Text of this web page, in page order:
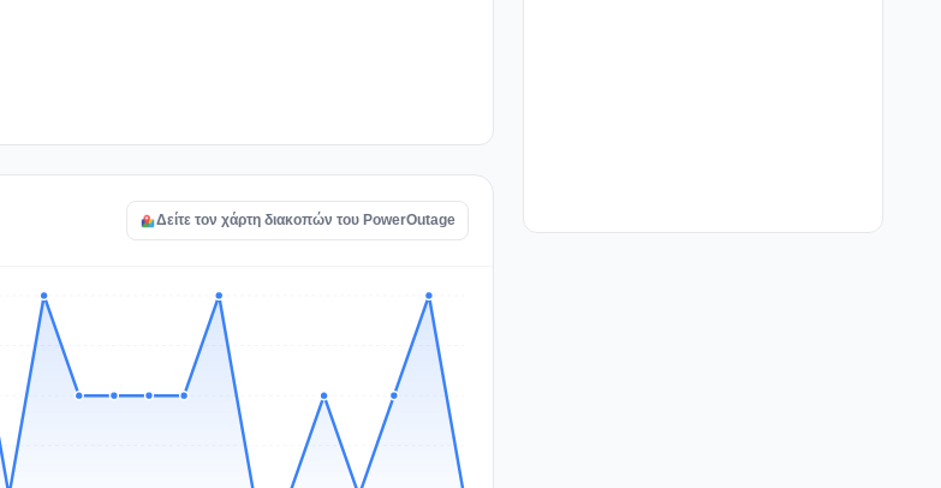
Δείτε τον χάρτη διακοπών του PowerOutage